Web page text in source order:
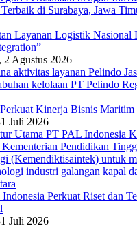
Layanan Logistik Nasional
2 Agustus 2026
Kinerja Bisnis Maritim
Juli 2026
Perkuat Riset dan
Juli 2026